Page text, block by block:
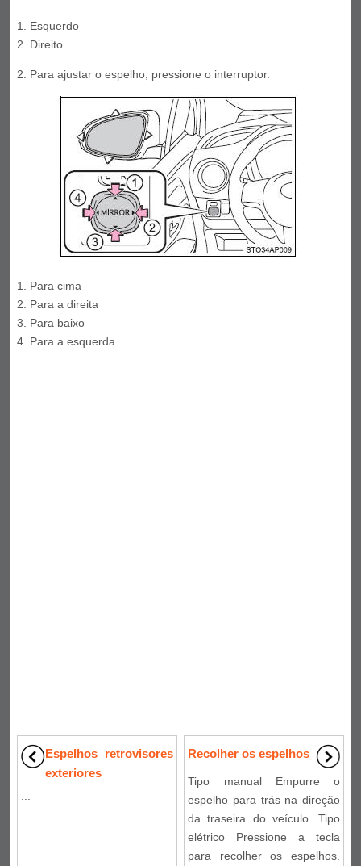
Esquerdo
Direito
Para ajustar o espelho, pressione o interruptor.
Para cima
Para a direita
Para baixo
Para a esquerda
Espelhos retrovisores
exteriores
Recolher os espelhos
Tipo manual Empurre o
espelho para trás na direção
da traseira do veículo. Tipo
elétrico Pressione a tecla
para recolher os espelhos.